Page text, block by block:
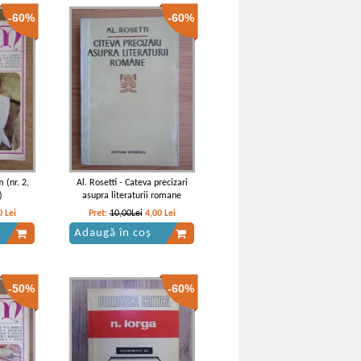
Lei
Titu Maiorescu - Critice (2 volume)
Titu Maiorescu - Din Critice
-60%
(nr. 2,
Lei
-60%
Al. Rosetti - Cateva precizari
asupra literaturii romane
Pret:10,00Lei 4,00 Lei
Adaugă în coș
-50% -60%